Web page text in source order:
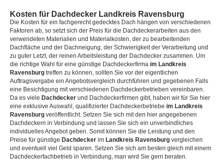
Kosten für Dachdecker Landkreis Ravensburg
Die Kosten für ein fachgerecht gedecktes Dach hängen von verschiedenen
Faktoren ab, so setzt sich der Preis für die Dachdeckerarbeiten aus den
verwendeten Materialien und Materialkosten, der zu bearbeitenden
Dachfläche und der Dachneigung, der Schwierigkeit der Verarbeitung und
zu guter Letzt, der reinen Arbeitsleistung der Dachdecker zusammen. Um
die richtige Wahl für eine günstige Dachdeckerfirma im Landkreis
Ravensburg treffen zu können, sollten Sie vor der eigentlichen
Auftragsvergabe ein Angebotsvergleich durchführen und gegebenen Falls
eine Besichtigung mit verschiedenen Dachdeckerbetrieben vereinbaren.
Da es viele Dachdecker und Dachdeckerfirmen gibt, haben wir für Sie hier
eine exklusive Auswahl, qualifizierter Dachdeckerbetriebe im Landkreis
Ravensburg veröffentlicht. Setzen Sie sich mit den hier angegebenen
Dachdeckern in Verbindung und lassen Sie sich ein unverbindliches
individuelles Angebot geben. Somit können Sie die Leistung und den
Preise für günstige Dachdecker im Landkreis Ravensburg vergleichen
und eventuell viel Geld sparen. Setzen Sie sich am besten gleich mit einem
Dachdeckerfachbetrieb in Verbindung, man wird Sie gern beraten.